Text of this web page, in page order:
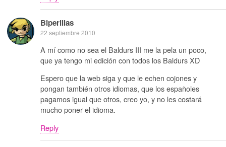
Biperillas
22 septiembre 2010
A mí como no sea el Baldurs III me la pela un poco,
que ya tengo mi edición con todos los Baldurs XD
Espero que la web siga y que le echen cojones y
pongan también otros idiomas, que los españoles
pagamos igual que otros, creo yo, y no les costará
mucho poner el idioma.
Reply